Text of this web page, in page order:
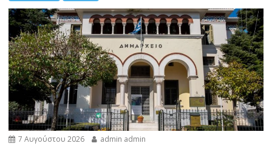
7 Αυγούστου 2026 admin admin